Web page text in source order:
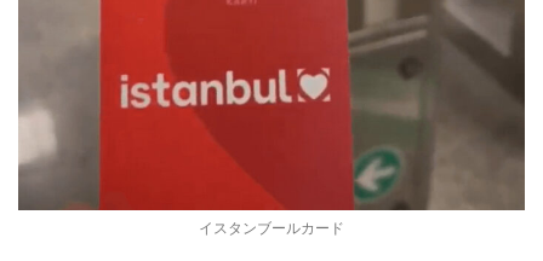
イスタンブールカード